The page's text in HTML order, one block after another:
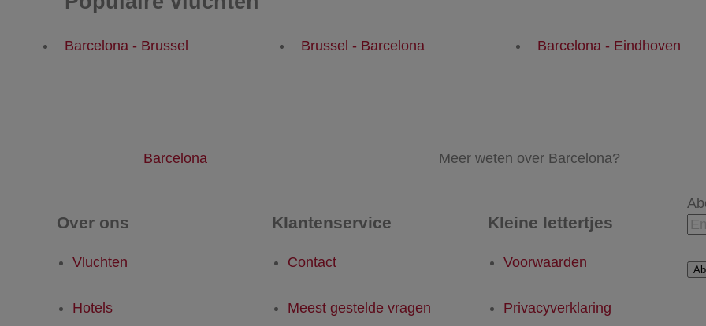
Barcelona - Brussel Brussel - Barcelona Barcelona - Eindhoven
Barcelona Meer weten over Barcelona?
Over ons
Vluchten
Hotels
Klantenservice
Contact
Meest gestelde vragen
Kleine lettertjes
Voorwaarden
Privacyverklaring